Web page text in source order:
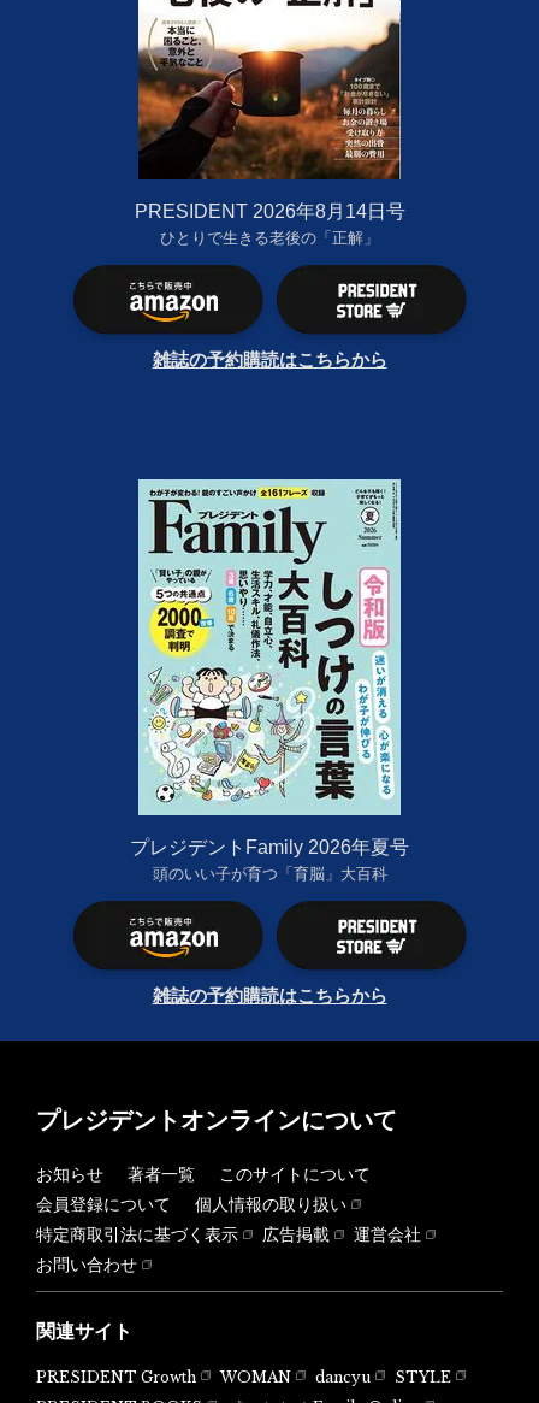
PRESIDENT 2026年8月14日号
ひとりで生きる老後の「正解」
雑誌の予約購読はこちらから
プレジデントFamily 2026年夏号
頭のいい子が育つ「育脳」大百科
雑誌の予約購読はこちらから
プレジデントオンラインについて
お知らせ 著者一覧
このサイトについて
会員登録について
個人情報の取り扱い
特定商取引法に基づく表示
広告掲載
運営会社
お問い合わせ
関連サイト
PRESIDENT Growth WOMAN dancyu
STYLE